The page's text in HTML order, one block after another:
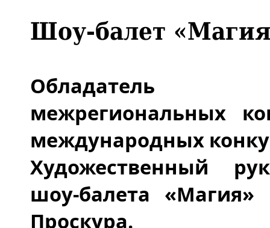
Шоу-балет
Обладатель
межрегиональных
международных
Художественный
шоу-балета «Магия»
Проскура.